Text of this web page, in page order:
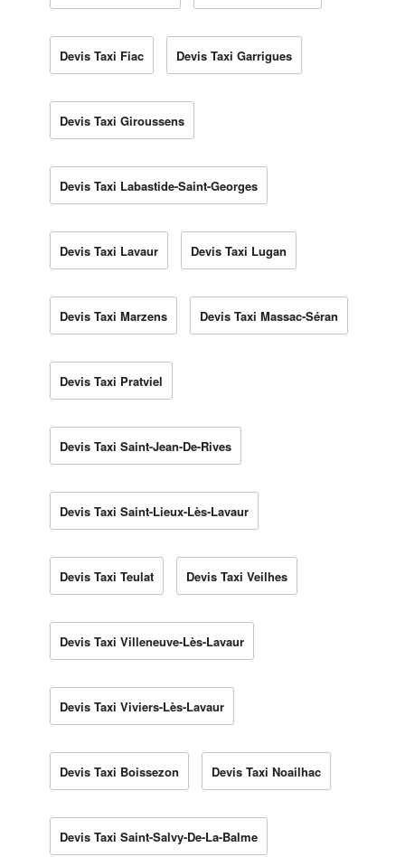
Devis Taxi Fiac Devis Taxi Garrigues
Devis Taxi Giroussens
Devis Taxi Labastide-Saint-Georges
Devis Taxi Lavaur Devis Taxi Lugan
Devis Taxi Marzens Devis Taxi Massac-Séran
Devis Taxi Pratviel
Devis Taxi Saint-Jean-De-Rives
Devis Taxi Saint-Lieux-Lès-Lavaur
Devis Taxi Teulat Devis Taxi Veilhes
Devis Taxi Villeneuve-Lès-Lavaur
Devis Taxi Viviers-Lès-Lavaur
Devis Taxi Boissezon Devis Taxi Noailhac
Devis Taxi Saint-Salvy-De-La-Balme